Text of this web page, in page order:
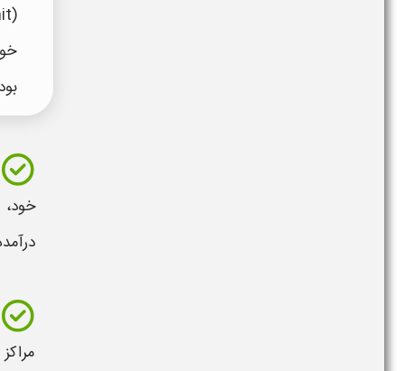
(IDP = International Driving Permit)، نوعی از